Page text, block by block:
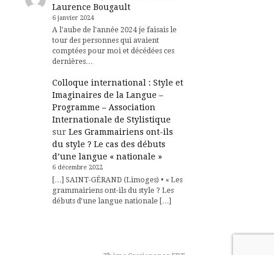
Laurence Bougault
6 janvier 2024
A l'aube de l'année 2024 je faisais le
tour des personnes qui avaient
comptées pour moi et décédées ces
dernières…
Colloque international : Style et
Imaginaires de la Langue –
Programme – Association
Internationale de Stylistique
sur Les Grammairiens ont-ils
du style ? Le cas des débuts
d’une langue « nationale »
6 décembre 2022
[…] SAINT-GÉRAND (Limoges) • « Les
grammairiens ont-ils du style ? Les
débuts d’une langue nationale […]